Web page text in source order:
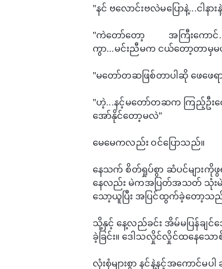
"နင် ဗ​လောင်းဗလဲမ​ပြောနဲ့...ငါ
"ကဲ​တော်​တော့ ​အကြီး​ကောင်...ဘ
ကွာ...မင်းညီမက ငယ်​တော့တာမှ
"မတော်တဆဖြစ်တာပါဆို ​ဖေ​ဖေရ
"ဟဲ့...နင့်မ​တော်တဆက ကြည့်ဦး​
အော်နိုင်​တော့မလဲ"
​မေ​မေကလည်း ဝင်​ပြောသည်။
နေသက် စိတ်ရှုပ်စွာ ​ဆံပင်များကိုဖွ
နေလည်း မဲကအပြတ်အသတ် သုံ
သော့ယူပြီး အပြင်ထွက်ခဲ့​တော့သ
သို့နှင့် ​နေ့လည်ခင်း အိမ်မပြန်ချင်​
ခဲ့ခြင်း။ ​ဒေါသလှိုင်လှိုင်ထ​နေ​
လုံးစုံများစွာ နင်နဲ့နင့်အ​ကောင်မပ